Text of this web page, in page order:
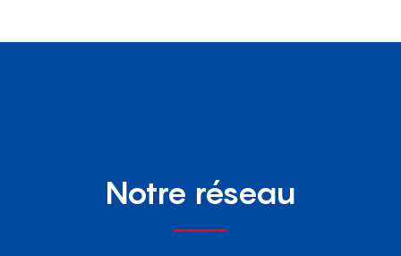
Notre réseau